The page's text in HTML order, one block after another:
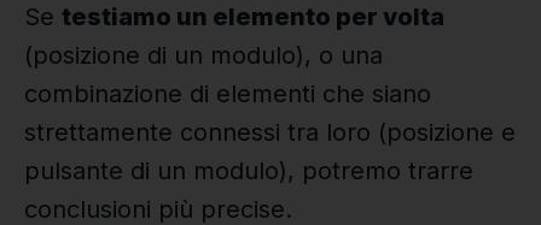
Se testiamo un elemento per volta
(posizione di un modulo), o una
combinazione di elementi che siano
strettamente connessi tra loro (posizione e
pulsante di un modulo), potremo trarre
conclusioni più precise.